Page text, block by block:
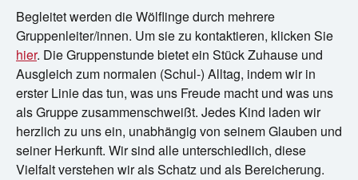
Begleitet werden die Wölflinge durch mehrere
Gruppenleiter/innen. Um sie zu kontaktieren, klicken Sie
hier. Die Gruppenstunde bietet ein Stück Zuhause und
Ausgleich zum normalen (Schul-) Alltag, indem wir in
erster Linie das tun, was uns Freude macht und was uns
als Gruppe zusammenschweißt. Jedes Kind laden wir
herzlich zu uns ein, unabhängig von seinem Glauben und
seiner Herkunft. Wir sind alle unterschiedlich, diese
Vielfalt verstehen wir als Schatz und als Bereicherung.